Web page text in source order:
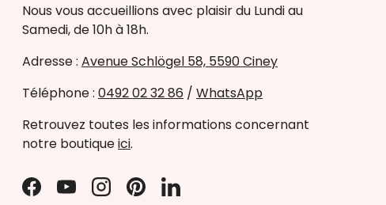
Nous vous accueillions avec plaisir du Lundi au
Samedi, de 10h à 18h.
Adresse : Avenue Schlögel 58, 5590 Ciney
Téléphone : 0492 02 32 86 / WhatsApp
Retrouvez toutes les informations concernant
notre boutiqueici.
Facebook
YouTubeInstagram
PinterestLinkedIn